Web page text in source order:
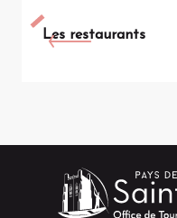
Les restaurants